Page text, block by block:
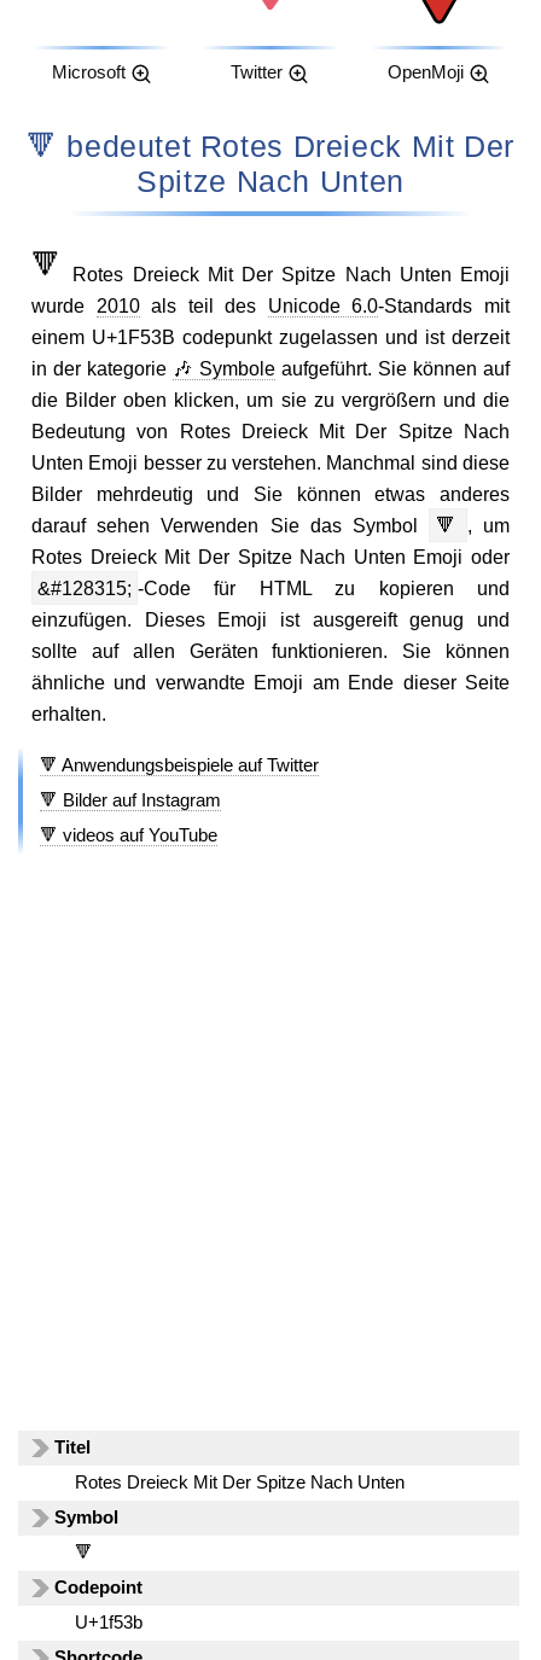
Microsoft Twitter OpenMoji
🔻 bedeutet Rotes Dreieck Mit Der
Spitze Nach Unten
🔻
Rotes Dreieck Mit Der Spitze Nach Unten Emoji
wurde 2010als teil des Unicode 6.0-Standards mit
einem U+1F53B codepunkt zugelassen und ist derzeit
in der kategorie 🎶 Symbole aufgeführt. Sie können auf
die Bilder oben klicken, um sie zu vergrößern und die
Bedeutung von Rotes Dreieck Mit Der Spitze Nach
Unten Emoji besser zu verstehen. Manchmal sind diese
Bilder mehrdeutig und Sie können etwas anderes
darauf sehen Verwenden Sie das Symbol
🔻
, um
Rotes Dreieck Mit Der Spitze Nach Unten Emoji oder
&#128315; -Code für HTML zu kopieren und
einzufügen. Dieses Emoji ist ausgereift genug und
sollte auf allen Geräten funktionieren. Sie können
ähnliche und verwandte Emoji am Ende dieser Seite
erhalten.
🔻 Anwendungsbeispiele auf Twitter
🔻 Bilder auf Instagram
🔻 videos auf YouTube
Titel
Rotes Dreieck Mit Der Spitze Nach Unten
Symbol
🔻
Codepoint
U+1f53b